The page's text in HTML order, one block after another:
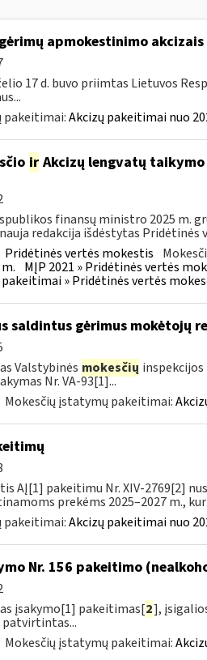
apmokestinimo akcizais
17 d. buvo priimtas Lietuvos
pakeitimai:Akcizų pakeitimai nuo
irAkcizų lengvatų taikymo
finansų ministro 2025 m.
redakcija išdėstytas Pridėtinės
Pridėtinės vertės mokestis
MĮP 2021 » Pridėtinės vertės
» Pridėtinės vertės
saldintus gėrimus
Valstybinės mokesčių
Nr. VA-93[1]...
Mokesčių įstatymų pakeitimai:
AĮ[1] pakeitimu Nr. XIV-2769[2]
prekėms 2025–2027 m.,
pakeitimai:Akcizų pakeitimai nuo
Nr. 156 pakeitimo
įsakymo[1] pakeitimas[2],
Mokesčių įstatymų pakeitimai: